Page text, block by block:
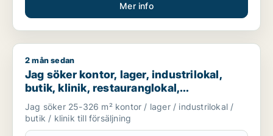
Mer info
Jag söker kontor, lager, industrilokal, butik, klinik,
2 mån sedan
Jag söker kontor, lager, industrilokal,
butik, klinik, restauranglokal,
fastighetsmark, bostadsfastighet, hotell
eller garage till salu i Falkenberg, Varberg
eller Kungsbacka m.fl.
Jag söker 25-326 m² kontor / lager / industrilokal /
butik / klinik till försäljning